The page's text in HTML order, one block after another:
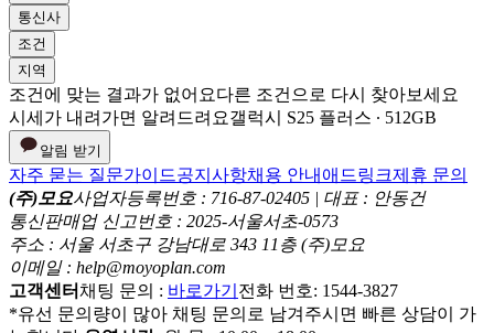
통신사
조건
지역
조건에 맞는 결과가 없어요다른 조건으로 다시 찾아보세요
시세가 내려가면 알려드려요갤럭시 S25 플러스 ∙ 512GB
알림 받기
자주 묻는 질문가이드공지사항채용 안내 애드링크제휴 문의
(주)모요사업자등록번호 : 716-87-02405 | 대표 : 안동건
통신판매업 신고번호 : 2025-서울서초-0573
주소 : 서울 서초구 강남대로 343 11층 (주)모요
이메일 : help@moyoplan.com
고객센터 채팅 문의 : 바로가기 전화 번호: 1544-3827
*유선 문의량이 많아 채팅 문의로 남겨주시면 빠른 상담이 가